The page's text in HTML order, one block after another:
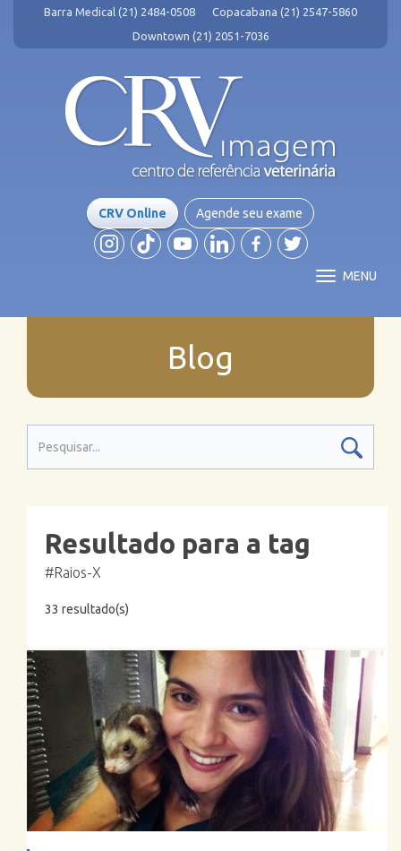
Barra Medical (21) 2484-0508
Copacabana (21) 2547-5860
Downtown (21) 2051-7036
CRV Online Agende seu exame
MENU
Blog
Resultado para a tag
#Raios-X
33 resultado(s)